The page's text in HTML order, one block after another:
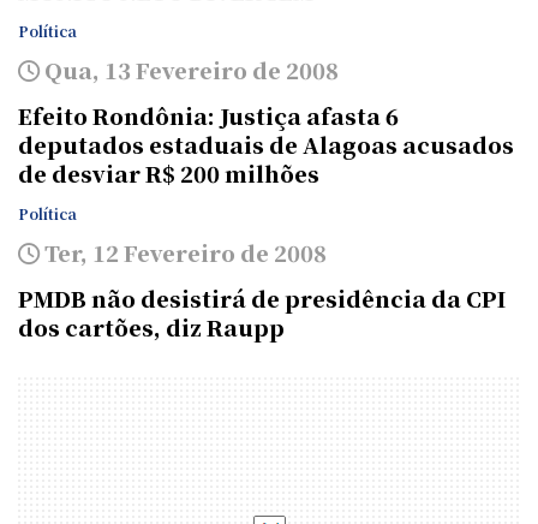
Política
Qua, 13 Fevereiro de 2008
Efeito Rondônia: Justiça afasta 6
deputados estaduais de Alagoas acusados
de desviar R$ 200 milhões
Política
Ter, 12 Fevereiro de 2008
PMDB não desistirá de presidência da CPI
dos cartões, diz Raupp